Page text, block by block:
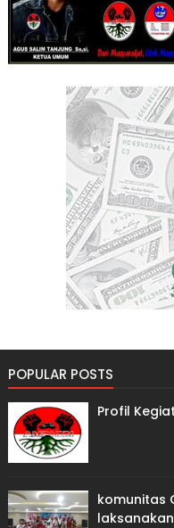
POPULAR POSTS
Profil
komunitas